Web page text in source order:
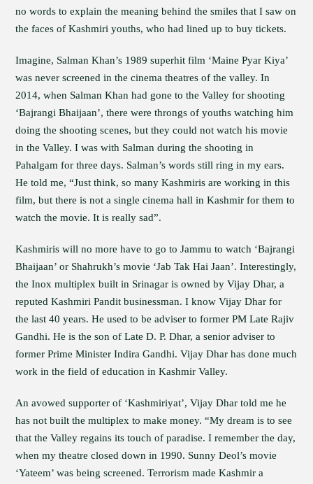
no words to explain the meaning behind the smiles that I saw on
the faces of Kashmiri youths, who had lined up to buy tickets.
Imagine, Salman Khan’s 1989 superhit film ‘Maine Pyar Kiya’
was never screened in the cinema theatres of the valley. In
2014, when Salman Khan had gone to the Valley for shooting
‘Bajrangi Bhaijaan’, there were throngs of youths watching him
doing the shooting scenes, but they could not watch his movie
in the Valley. I was with Salman during the shooting in
Pahalgam for three days. Salman’s words still ring in my ears.
He told me, “Just think, so many Kashmiris are working in this
film, but there is not a single cinema hall in Kashmir for them to
watch the movie. It is really sad”.
Kashmiris will no more have to go to Jammu to watch ‘Bajrangi
Bhaijaan’ or Shahrukh’s movie ‘Jab Tak Hai Jaan’. Interestingly,
the Inox multiplex built in Srinagar is owned by Vijay Dhar, a
reputed Kashmiri Pandit businessman. I know Vijay Dhar for
the last 40 years. He used to be adviser to former PM Late Rajiv
Gandhi. He is the son of Late D. P. Dhar, a senior adviser to
former Prime Minister Indira Gandhi. Vijay Dhar has done much
work in the field of education in Kashmir Valley.
An avowed supporter of ‘Kashmiriyat’, Vijay Dhar told me he
has not built the multiplex to make money. “My dream is to see
that the Valley regains its touch of paradise. I remember the day,
when my theatre closed down in 1990. Sunny Deol’s movie
‘Yateem’ was being screened. Terrorism made Kashmir a